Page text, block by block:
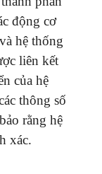
động cơ
hệ thống
liên kết
của hệ
thông số
rằng hệ
xác.